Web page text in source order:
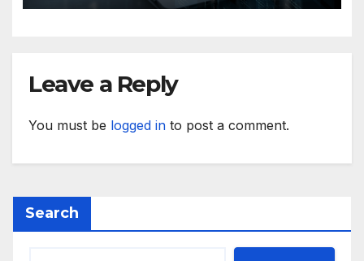
казва началникът на
Leave a Reply
You must be logged in to post a comment.
Search